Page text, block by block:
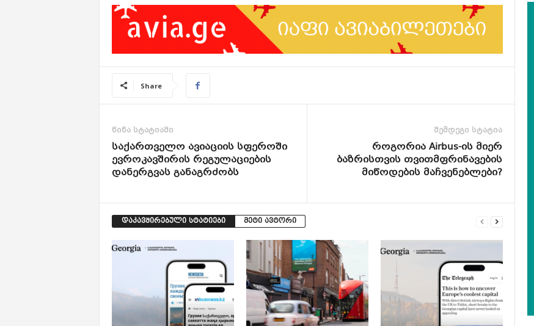
Share
წინა სტატიაში
საქართველო ავიაციის სფეროში
ევროკავშირის რეგულაციების
დანერგვას განაგრძობს
შემდეგი სტატია
როგორია Airbus-ის მიერ
ბაზრისთვის თვითმფრინავების
მიწოდების მაჩვენებლები?
დაკავშირებული სტატიები მეტი ავტორი